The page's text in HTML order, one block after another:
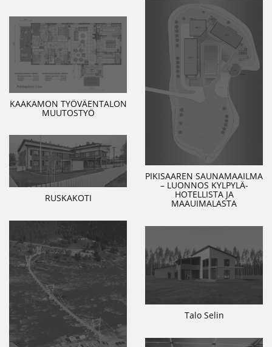
PIKISAAREN SAUNAMAAILMA
– LUONNOS KYLPYLÄ-
HOTELLISTA JA
MAAUIMALASTA
KAAKAMON TYÖVÄENTALON
MUUTOSTYÖ
RUSKAKOTI
Talo Selin